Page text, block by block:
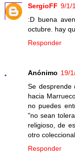
SergioFF 9/1/
:D buena
octubre. hay
Responder
Anónimo 19/
Se desprende
hacia
no puedes
"no sean
religioso, de
otro
Responder